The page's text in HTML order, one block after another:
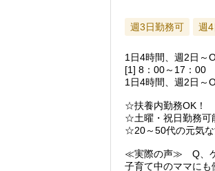
週3日勤務可 週
1日4時間、週2日～
[1] 8：00～17：
1日4時間、週2日～
☆扶養内勤務OK！
☆土曜・祝日勤務可
☆20～50代の元気な
≪実際の声≫ Q、ケ
子育て中のママにも